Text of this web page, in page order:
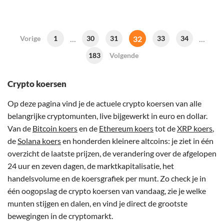
Vorige 1 30 31 32 33 34
183 Volgende
Crypto koersen
Op deze pagina vind je de actuele crypto koersen van alle
belangrijke cryptomunten, live bijgewerkt in euro en dollar.
Van de Bitcoin koersen de Ethereum koerstot deXRP koers,
deSolana koersen honderden kleinere altcoins: je ziet in één
overzicht de laatste prijzen, de verandering over de afgelopen
24 uur en zeven dagen, de marktkapitalisatie, het
handelsvolume en de koersgrafiek per munt. Zo check je in
één oogopslag de crypto koersen van vandaag, zie je welke
munten stijgen en dalen, en vind je direct de grootste
bewegingen in de cryptomarkt.